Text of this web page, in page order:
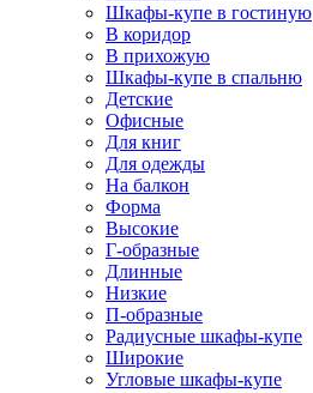
Шкафы-купе в гостиную
В коридор
В прихожую
Шкафы-купе в спальню
Детские
Офисные
Для книг
Для одежды
На балкон
Форма
Высокие
Г-образные
Длинные
Низкие
П-образные
Радиусные шкафы-купе
Широкие
Угловые шкафы-купе